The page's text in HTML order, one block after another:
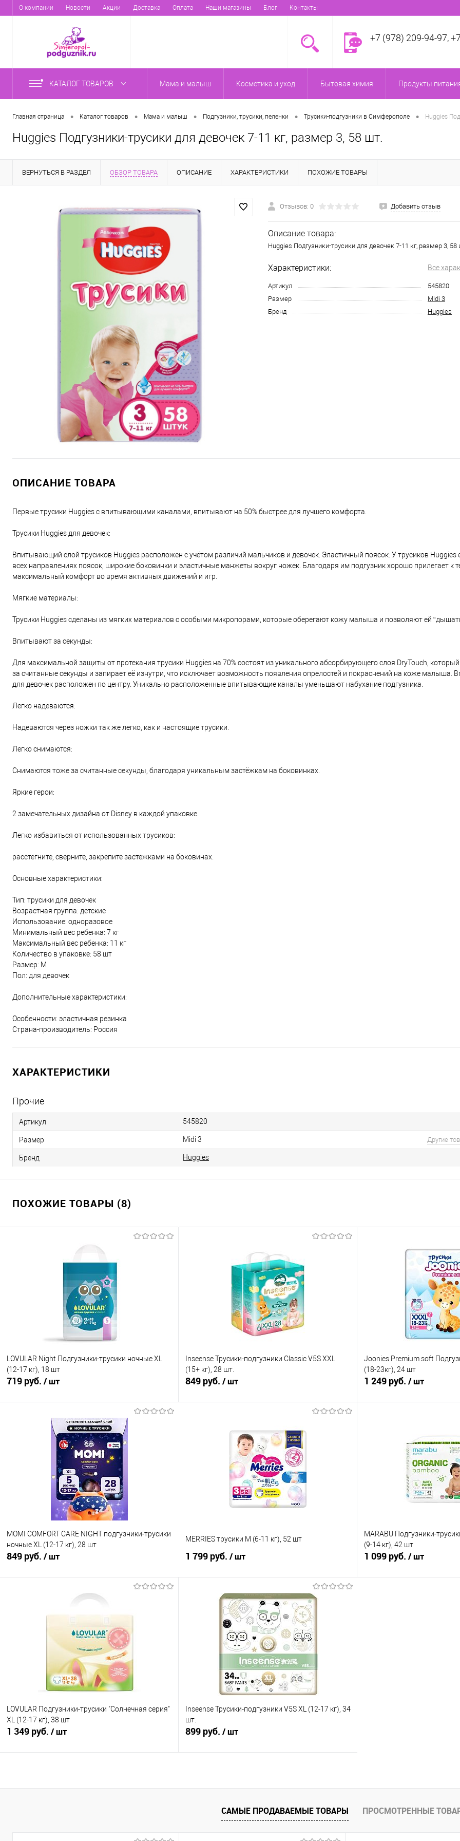
О компании Новости Акции Доставка Оплата Наши магазины Блог Контакты
+7 (978) 209-94-97,
КАТАЛОГ ТОВАРОВ Мама и малыш Косметика и уход Бытовая химия Продукты
Главная страница • Каталог товаров • Мама и малыш • Подгузники, трусики, пеленки • Трусики-подгузники в Симферополе • Huggies
Huggies Подгузники-трусики для девочек 7-11 кг, размер 3, 58 шт.
ВЕРНУТЬСЯ В РАЗДЕЛ ОБЗОР ТОВАРА ОПИСАНИЕ ХАРАКТЕРИСТИКИ ПОХОЖИЕ ТОВАРЫ
Отзывов: 0 Добавить отзыв
Описание товара:
Huggies Подгузники-трусики для девочек 7-11 кг, размер 3, 58
Характеристики: Все
Артикул
545820
Размер
Midi 3
Бренд
Huggies
ОПИСАНИЕ ТОВАРА
Первые трусики Huggies с впитывающими каналами, впитывают на 50% быстрее для лучшего комфорта.
Трусики Huggies для девочек:
Впитывающий слой трусиков Huggies расположен с учётом различий мальчиков и девочек. Эластичный поясок: У трусиков Huggies
всех направлениях поясок, широкие боковинки и эластичные манжеты вокруг ножек. Благодаря им подгузник хорошо прилегает к
максимальный комфорт во время активных движений и игр.
Мягкие материалы:
Трусики Huggies сделаны из мягких материалов с особыми микропорами, которые оберегают кожу малыша и позволяют ей
Впитывают за секунды:
Для максимальной защиты от протекания трусики Huggies на 70% состоят из уникального абсорбирующего слоя DryTouch,
за считанные секунды и запирает её изнутри, что исключает возможность появления опрелостей и покраснений на коже малыша.
для девочек расположен по центру. Уникально расположенные впитывающие каналы уменьшают набухание подгузника.
Легко надеваются:
Надеваются через ножки так же легко, как и настоящие трусики.
Легко снимаются:
Снимаются тоже за считанные секунды, благодаря уникальным застёжкам на боковинках.
Яркие герои:
2 замечательных дизайна от Disney в каждой упаковке.
Легко избавиться от использованных трусиков:
расстегните, сверните, закрепите застежками на боковинах.
Основные характеристики:
Тип: трусики для девочек
Возрастная группа: детские
Использование: одноразовое
Минимальный вес ребенка: 7 кг
Максимальный вес ребенка: 11 кг
Количество в упаковке: 58 шт
Размер: M
Пол: для девочек
Дополнительные характеристики:
Особенности: эластичная резинка
Страна-производитель: Россия
ХАРАКТЕРИСТИКИ
Прочие
Артикул 545820
Размер Midi 3 Другие
Бренд Huggies
ПОХОЖИЕ ТОВАРЫ (8)
LOVULAR Night Подгузники-трусики ночные XL
(12-17 кг), 18 шт
719 руб. / шт
В корзину
Купить в 1 клик
Сравнение
В наличии
Inseense Трусики-подгузники Classic V5S XXL
(15+ кг), 28 шт.
849 руб. / шт
Купить в 1 клик
Сравнение
В избранное
В наличии
Joonies Premium soft
(18-23кг), 24 шт
1 249 руб. / шт
Купить в 1 клик
В избранное
MOMI COMFORT CARE NIGHT подгузники-трусики
ночные XL (12-17 кг), 28 шт
849 руб. / шт
В корзину
Сравнение
В наличии
MERRIES трусики M (6-11 кг), 52 шт
1 799 руб. / шт
В корзину
Купить в 1 клик
Сравнение
В избранное
В наличии
MARABU Подгузники-
(9-14 кг), 42 шт
1 099 руб. / шт
LOVULAR Подгузники-трусики "Солнечная серия"
XL (12-17 кг), 38 шт
1 349 руб. / шт
Inseense Трусики-подгузники V5S XL (12-17 кг), 34
шт.
899 руб. / шт
САМЫЕ ПРОДАВАЕМЫЕ ТОВАРЫ ПРОСМОТРЕННЫЕ